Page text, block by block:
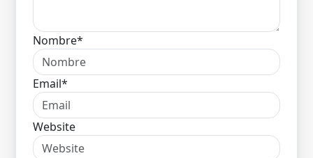
Nombre*
Email*
Website